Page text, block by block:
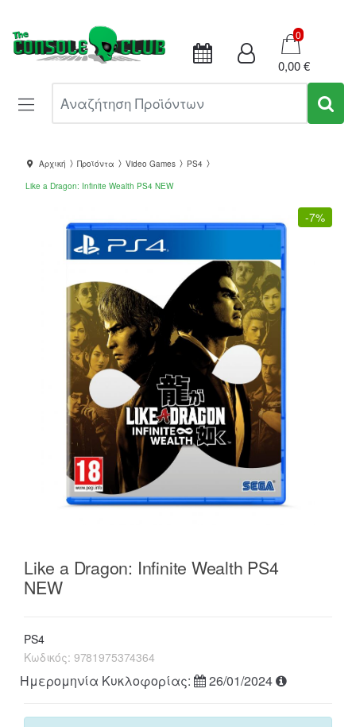
Καλάθι
0
0,00 €
Αρχική Προϊόντα Video Games
PS4
Like a Dragon: Infinite Wealth PS4 NEW
-7%
Like a Dragon: Infinite Wealth PS4
NEW
PS4
Κωδικός: 9781975374364
Ημερομηνία Κυκλοφορίας: 26/01/2024